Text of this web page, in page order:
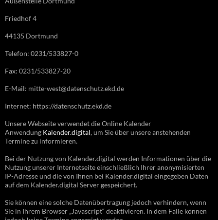
Friedhof 4
44135 Dortmund
Telefon: 0231/533827-0
Fax: 0231/533827-20
E-Mail: mitte-west@datenschutz.ekd.de
Internet: https://datenschutz.ekd.de
Unsere Webseite verwendet die Online Kalender
Anwendung Kalender.digital, um Sie über unsere anstehenden
Termine zu informieren.
Bei der Nutzung von Kalender.digital werden Informationen über die
Nutzung unserer Internetseite einschließlich Ihrer anonymisierten
IP-Adresse und die von Ihnen bei Kalender.digital eingegeben Daten
auf dem Kalender.digital Server gespeichert.
Sie können eine solche Datenübertragung jedoch verhindern, wenn
Sie in Ihrem Browser „Javascript“ deaktivieren. In dem Falle können